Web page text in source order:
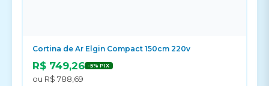
Cortina de Ar Elgin Compact 150cm 220v
R$ 749,26 -5% PIX
ou R$ 788,69